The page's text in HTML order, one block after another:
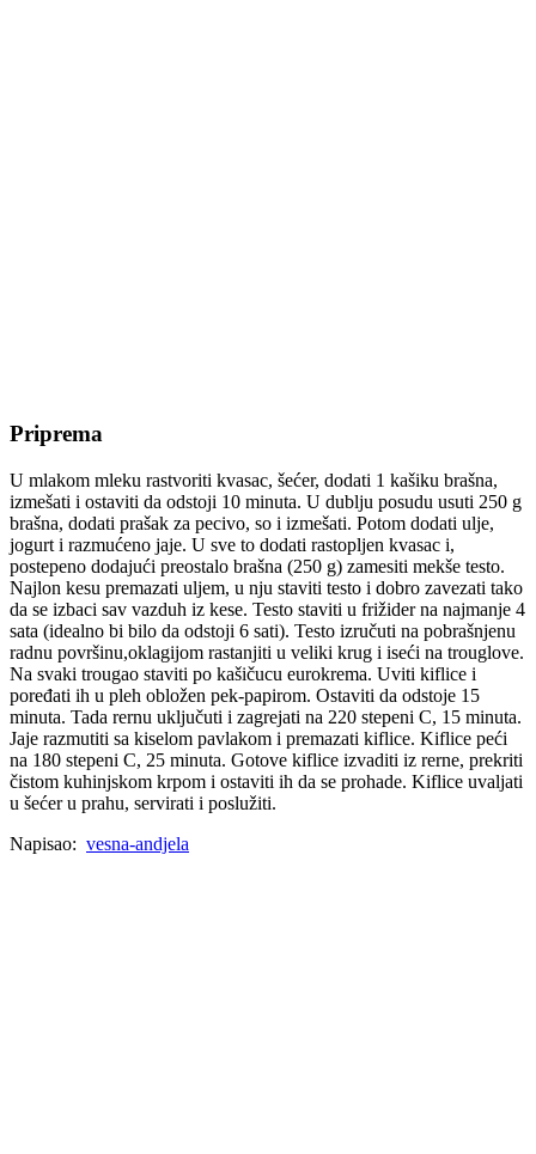
Priprema
U mlakom mleku rastvoriti kvasac, šećer, dodati 1 kašiku brašna,
izmešati i ostaviti da odstoji 10 minuta. U dublju posudu usuti 250 g
brašna, dodati prašak za pecivo, so i izmešati. Potom dodati ulje,
jogurt i razmućeno jaje. U sve to dodati rastopljen kvasac i,
postepeno dodajući preostalo brašna (250 g) zamesiti mekše testo.
Najlon kesu premazati uljem, u nju staviti testo i dobro zavezati tako
da se izbaci sav vazduh iz kese. Testo staviti u frižider na najmanje 4
sata (idealno bi bilo da odstoji 6 sati). Testo izručuti na pobrašnjenu
radnu površinu,oklagijom rastanjiti u veliki krug i iseći na trouglove.
Na svaki trougao staviti po kašičucu eurokrema. Uviti kiflice i
poređati ih u pleh obložen pek-papirom. Ostaviti da odstoje 15
minuta. Tada rernu uključuti i zagrejati na 220 stepeni C, 15 minuta.
Jaje razmutiti sa kiselom pavlakom i premazati kiflice. Kiflice peći
na 180 stepeni C, 25 minuta. Gotove kiflice izvaditi iz rerne, prekriti
čistom kuhinjskom krpom i ostaviti ih da se prohade. Kiflice uvaljati
u šećer u prahu, servirati i poslužiti.
Napisao: vesna-andjela